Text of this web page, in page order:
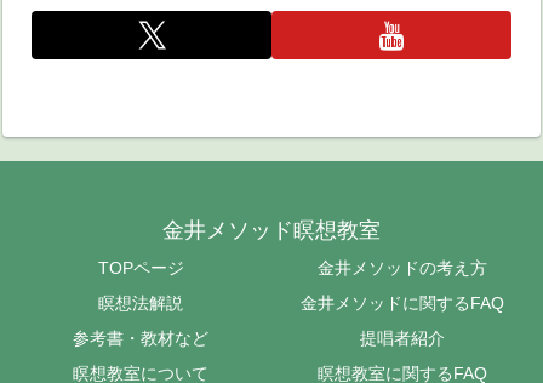
金井メソッド瞑想教室
TOPページ
金井メソッドの考え方
瞑想法解説
金井メソッドに関するFAQ
参考書・教材など
提唱者紹介
瞑想教室について
瞑想教室に関するFAQ